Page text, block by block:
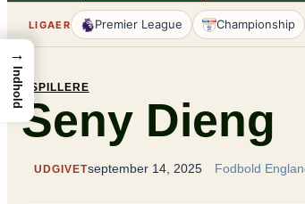
LIGAER Premier League Championship
SPILLERE
Seny Dieng
UDGIVETseptember 14, 2025 Fodbold
→
Indhold